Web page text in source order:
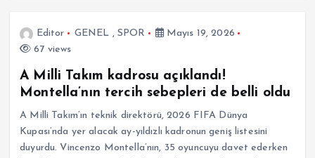
Editor GENEL , SPOR
Mayıs 19, 2026
67 views
A Milli Takım kadrosu açıklandı!
Montella’nın tercih sebepleri de belli oldu
A Milli Takım’ın teknik direktörü, 2026 FIFA Dünya
Kupası’nda yer alacak ay-yıldızlı kadronun geniş listesini
duyurdu. Vincenzo Montella’nın, 35 oyuncuyu davet ederken